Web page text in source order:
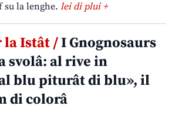
la lenghe. lei di plui +
la Istât /I Gnognosaurs
svolâ: al rive in
blu piturât di blu», il
di colorâ